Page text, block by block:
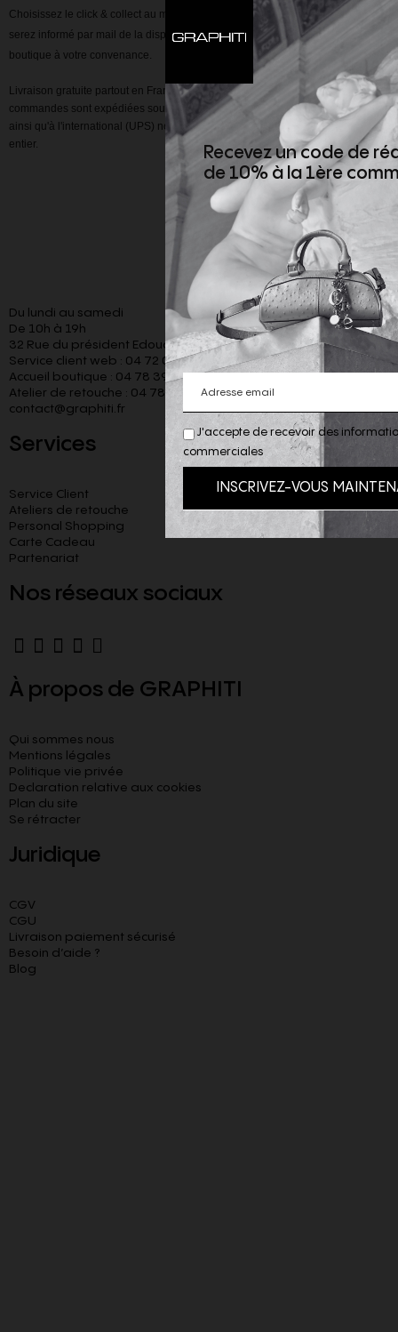
Choisissez le click & collect au moment de la validation de votre panier, vous
serez informé par mail de la disponibilité de votre commande, à retirer en
boutique à votre convenance.
Livraison gratuite partout en France dès 300 euros d'achat. Toutes nos
commandes sont expédiées sous 48h. Nos services de coursiers sur Lyon
ainsi qu'à l'international (UPS) nous permettent de vous livrer dans le monde
entier.
Du lundi au samedi
De 10h à 19h
32 Rue du président Edouard Herriot 69001 Lyon
Service client web : 04 72 00 24 14
Accueil boutique : 04 78 39 42 94
Atelier de retouche : 04 78 28 57 94
contact@graphiti.fr
Services
Service Client
Ateliers de retouche
Personal Shopping
Carte Cadeau
Partenariat
Nos réseaux sociaux
À propos de GRAPHITI
Qui sommes nous
Mentions légales
Politique vie privée
Declaration relative aux cookies​
Plan du site
Se rétracter
Juridique
CGV
CGU
Livraison paiement sécurisé
Besoin d’aide ?
Blog
J'accepte de recevoir des
commerciales
Recevez un code de
de 10% à la 1ère